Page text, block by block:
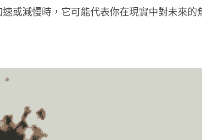
或減慢時，它可能代表你在現實中對未來的